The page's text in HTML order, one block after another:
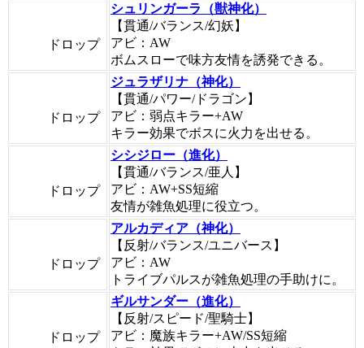
ドロップ
シュリンガーラ（獣神化）
【貫通/バランス/幻妖】
アビ：AW
ボムスローで味方友情を誘発できる。
ドロップ
ジュラザリナ（神化）
【貫通/パワー/ドラゴン】
アビ：弱点キラー+AW
キラー効果でボスに火力を出せる。
ドロップ
シシジロー（進化）
【貫通/バランス/亜人】
アビ：AW+SS短縮
友情が雑魚処理に役立つ。
ドロップ
アルカディア（神化）
【反射/バランス/ユニバース】
アビ：AW
トライブパルスが雑魚処理の手助けに。
ドロップ
ギルサンダー（進化）
【反射/スピード/聖騎士】
アビ：魔族キラー+AW/SS短縮